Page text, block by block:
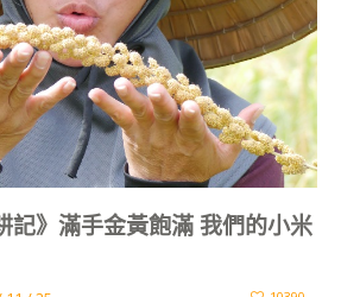
記》滿手金黃飽滿 我們的小米